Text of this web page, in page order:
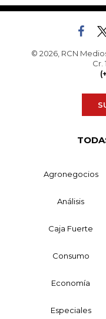
© 2026, RCN
Cr.
Agronegocios
Análisis
Caja Fuerte
Consumo
Economía
Especiales